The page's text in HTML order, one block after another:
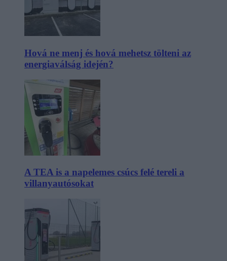
Hová ne menj és hová mehetsz tölteni az
energiaválság idején?
A TEA is a napelemes csúcs felé tereli a
villanyautósokat